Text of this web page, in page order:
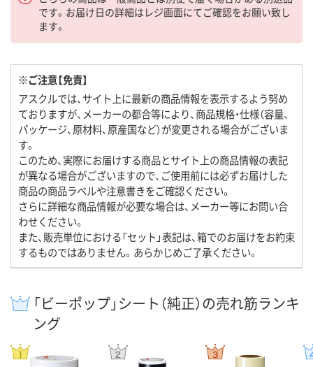
です。お届け日の詳細はレジ画面にてご確認をお願い致し
ます。
※ご注意【免責】
アスクルでは、サイト上に最新の商品情報を表示するよう努め
ておりますが、メーカーの都合等により、商品規格・仕様（容量、
パッケージ、原材料、原産国など）が変更される場合がございま
す。
このため、実際にお届けする商品とサイト上の商品情報の表記
が異なる場合がございますので、ご使用前には必ずお届けした
商品の商品ラベルや注意書きをご確認ください。
さらに詳細な商品情報が必要な場合は、メーカー等にお問い合
わせください。
また、販売単位における「セット」表記は、箱でのお届けをお約束
するものではありません。あらかじめご了承ください。
「ビーポップ」シート（純正）の売れ筋ランキ
ング